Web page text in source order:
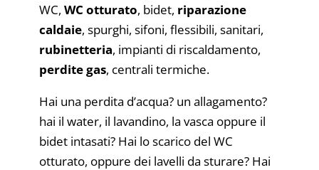
WC, WC otturato, bidet, riparazione
caldaie, spurghi, sifoni, flessibili, sanitari,
rubinetteria, impianti di riscaldamento,
perdite gas, centrali termiche.
Hai una perdita d’acqua? un allagamento?
hai il water, il lavandino, la vasca oppure il
bidet intasati? Hai lo scarico del WC
otturato, oppure dei lavelli da sturare? Hai